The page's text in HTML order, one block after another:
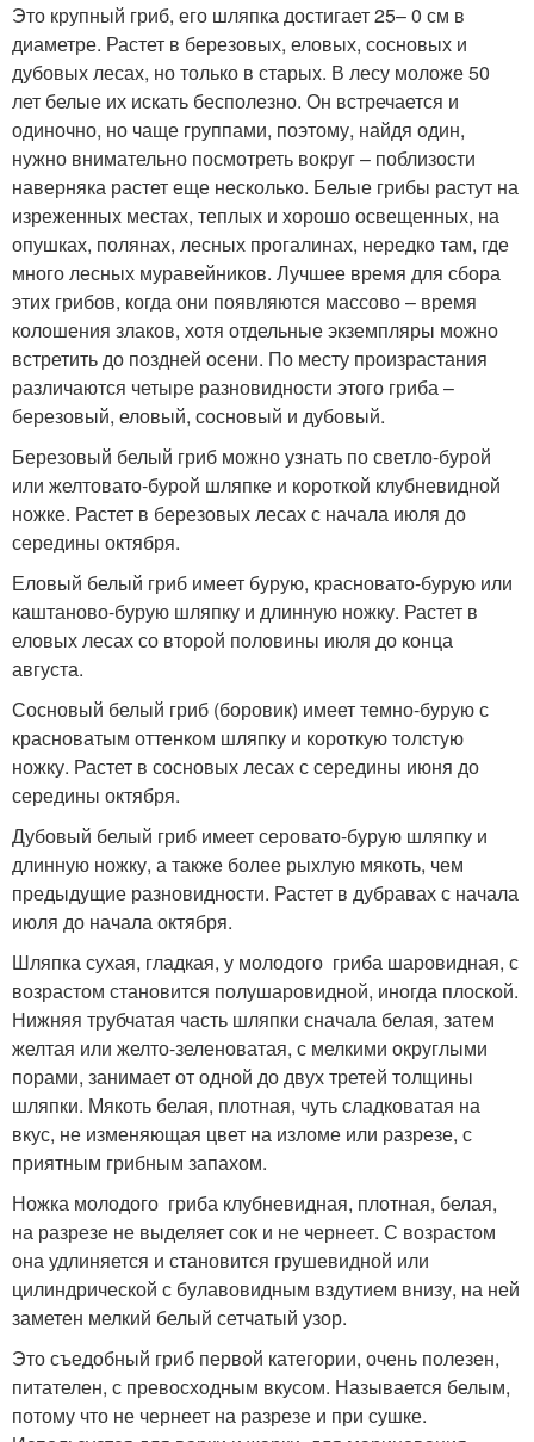
Это крупный гриб, его шляпка достигает 25– 0 см в
диаметре. Растет в березовых, еловых, сосновых и
дубовых лесах, но только в старых. В лесу моложе 50
лет белые их искать бесполезно. Он встречается и
одиночно, но чаще группами, поэтому, найдя один,
нужно внимательно посмотреть вокруг – поблизости
наверняка растет еще несколько. Белые грибы растут на
изреженных местах, теплых и хорошо освещенных, на
опушках, полянах, лесных прогалинах, нередко там, где
много лесных муравейников. Лучшее время для сбора
этих грибов, когда они появляются массово – время
колошения злаков, хотя отдельные экземпляры можно
встретить до поздней осени. По месту произрастания
различаются четыре разновидности этого гриба –
березовый, еловый, сосновый и дубовый.
Березовый белый гриб можно узнать по светло-бурой
или желтовато-бурой шляпке и короткой клубневидной
ножке. Растет в березовых лесах с начала июля до
середины октября.
Еловый белый гриб имеет бурую, красновато-бурую или
каштаново-бурую шляпку и длинную ножку. Растет в
еловых лесах со второй половины июля до конца
августа.
Сосновый белый гриб (боровик) имеет темно-бурую с
красноватым оттенком шляпку и короткую толстую
ножку. Растет в сосновых лесах с середины июня до
середины октября.
Дубовый белый гриб имеет серовато-бурую шляпку и
длинную ножку, а также более рыхлую мякоть, чем
предыдущие разновидности. Растет в дубравах с начала
июля до начала октября.
Шляпка сухая, гладкая, у молодого гриба шаровидная, с
возрастом становится полушаровидной, иногда плоской.
Нижняя трубчатая часть шляпки сначала белая, затем
желтая или желто-зеленоватая, с мелкими округлыми
порами, занимает от одной до двух третей толщины
шляпки. Мякоть белая, плотная, чуть сладковатая на
вкус, не изменяющая цвет на изломе или разрезе, с
приятным грибным запахом.
Ножка молодого гриба клубневидная, плотная, белая,
на разрезе не выделяет сок и не чернеет. С возрастом
она удлиняется и становится грушевидной или
цилиндрической с булавовидным вздутием внизу, на ней
заметен мелкий белый сетчатый узор.
Это съедобный гриб первой категории, очень полезен,
питателен, с превосходным вкусом. Называется белым,
потому что не чернеет на разрезе и при сушке.